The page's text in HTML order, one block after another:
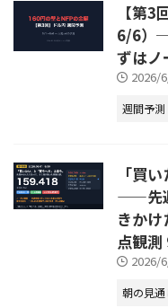
【第
6/6）
ずはノ
2026/
週間予測
「買
——先
きか
点観測
2026/
朝の見通